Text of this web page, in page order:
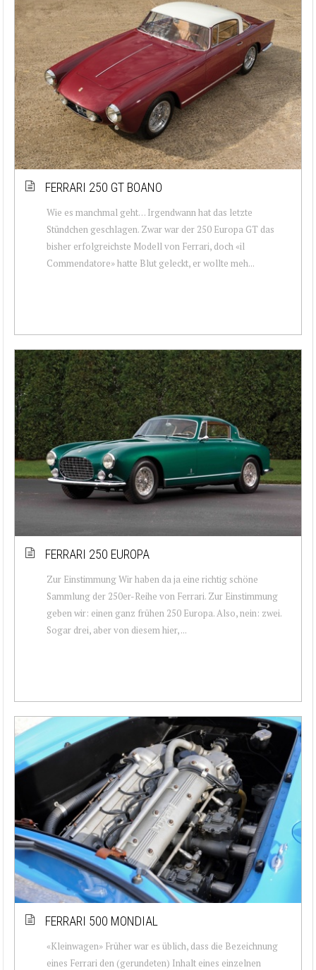
FERRARI 250 GT BOANO
Wie es manchmal geht… Irgendwann hat das letzte
Stündchen geschlagen. Zwar war der 250 Europa GT das
bisher erfolgreichste Modell von Ferrari, doch «il
Commendatore» hatte Blut geleckt, er wollte meh...
FERRARI 250 EUROPA
Zur Einstimmung Wir haben da ja eine richtig schöne
Sammlung der 250er-Reihe von Ferrari. Zur Einstimmung
geben wir: einen ganz frühen 250 Europa. Also, nein: zwei.
Sogar drei, aber von diesem hier, ...
FERRARI 500 MONDIAL
«Kleinwagen» Früher war es üblich, dass die Bezeichnung
eines Ferrari den (gerundeten) Inhalt eines einzelnen